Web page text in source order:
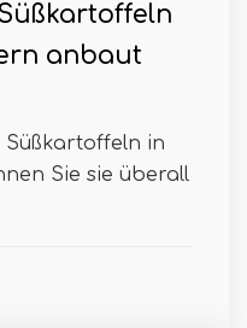
anbaut
Süßkartoffeln in
Sie sie überall